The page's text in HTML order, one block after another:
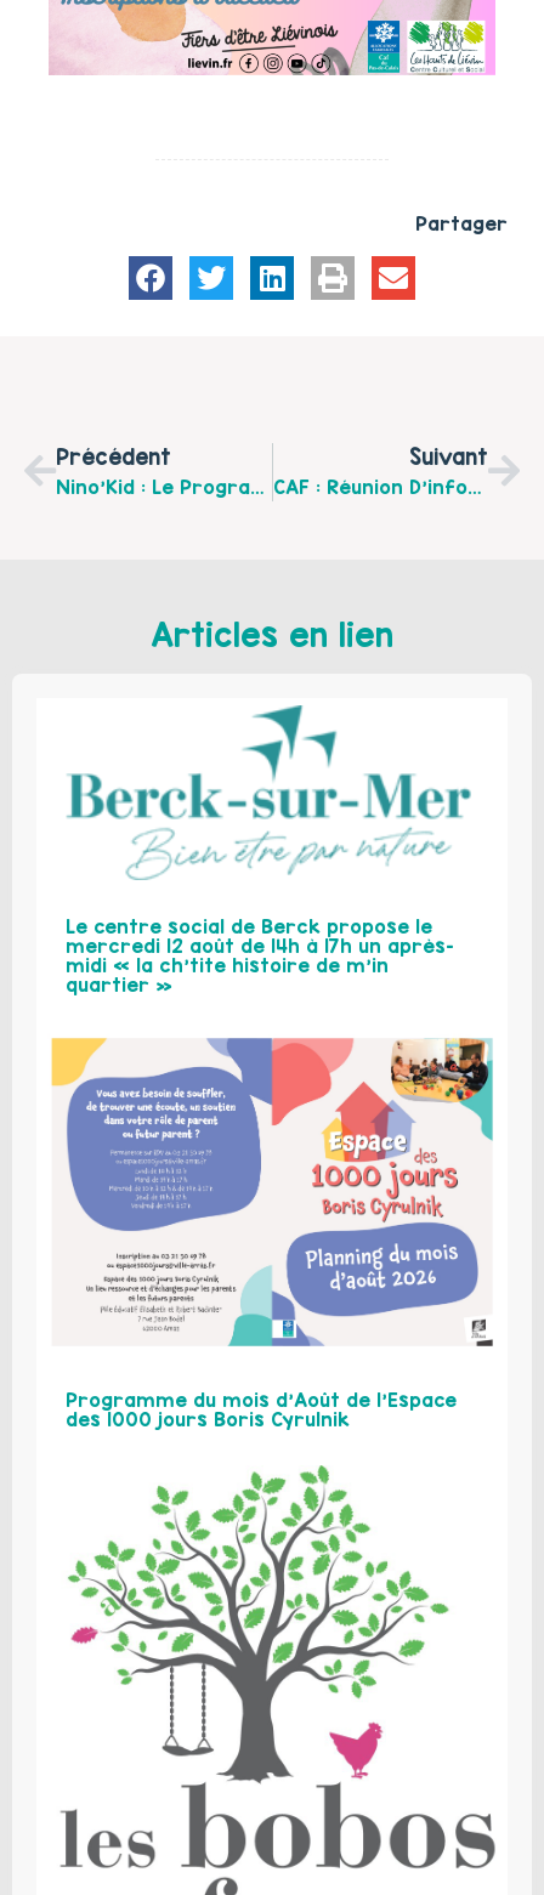
Partager
Précédent
Nino’Kid : Le Programme D’avril Est Disponible !
Suivant
CAF : Réunion D’information Collective « Parents Après La Séparation »
Articles en lien
Le centre social de Berck propose le
mercredi 12 août de 14h à 17h un après-
midi « la ch’tite histoire de m’in
quartier »
Programme du mois d’Août de l’Espace
des 1000 jours Boris Cyrulnik